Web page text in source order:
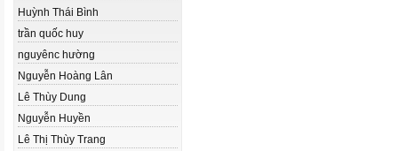
Huỳnh Thái Bình
trần quốc huy
nguyênc hường
Nguyễn Hoàng Lân
Lê Thùy Dung
Nguyễn Huyền
Lê Thị Thùy Trang